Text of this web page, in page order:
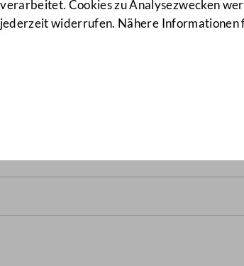
Cookies zu Analysezwecken
widerrufen. Nähere Informationen